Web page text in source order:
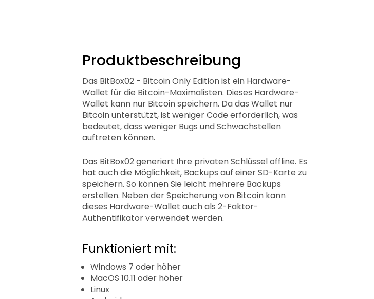
Produktbeschreibung
Das BitBox02 - Bitcoin Only Edition ist ein Hardware-
Wallet für die Bitcoin-Maximalisten. Dieses Hardware-
Wallet kann nur Bitcoin speichern. Da das Wallet nur
Bitcoin unterstützt, ist weniger Code erforderlich, was
bedeutet, dass weniger Bugs und Schwachstellen
auftreten können.
Das BitBox02 generiert Ihre privaten Schlüssel offline. Es
hat auch die Möglichkeit, Backups auf einer SD-Karte zu
speichern. So können Sie leicht mehrere Backups
erstellen. Neben der Speicherung von Bitcoin kann
dieses Hardware-Wallet auch als 2-Faktor-
Authentifikator verwendet werden.
Funktioniert mit:
Windows 7 oder höher
MacOS 10.11 oder höher
Linux